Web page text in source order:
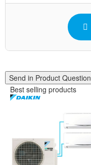
Send in Product Question
Best selling products